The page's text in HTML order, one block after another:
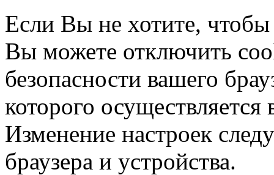
Если Вы не хотите,
Вы можете отключить
безопасности вашего
которого
Изменение настроек
браузера и устройства.